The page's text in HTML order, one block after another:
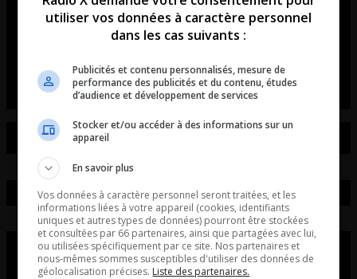
de voitures et de motos!
L’entrevue avec David Beaudoin
utiliser vos données à caractère personnel
dans les cas suivants :
Publicités et contenu personnalisés, mesure de
performance des publicités et du contenu, études
d’audience et développement de services
Stocker et/ou accéder à des informations sur un
appareil
En savoir plus
Vos données à caractère personnel seront traitées, et les
informations liées à votre appareil (cookies, identifiants
uniques et autres types de données) pourront être stockées
et consultées par 66 partenaires, ainsi que partagées avec lui,
ou utilisées spécifiquement par ce site. Nos partenaires et
nous-mêmes sommes susceptibles d'utiliser des données de
géolocalisation précises. Liste des partenaires.